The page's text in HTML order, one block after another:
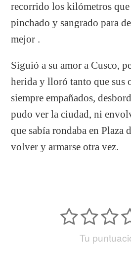
recorrido los kilómetros
pinchado y sangrado para
mejor .
Siguió a su amor a Cusco,
herida y lloró tanto que sus
siempre empañados,
pudo ver la ciudad, ni
que sabía rondaba en Plaza
volver y armarse otra vez.
Tu